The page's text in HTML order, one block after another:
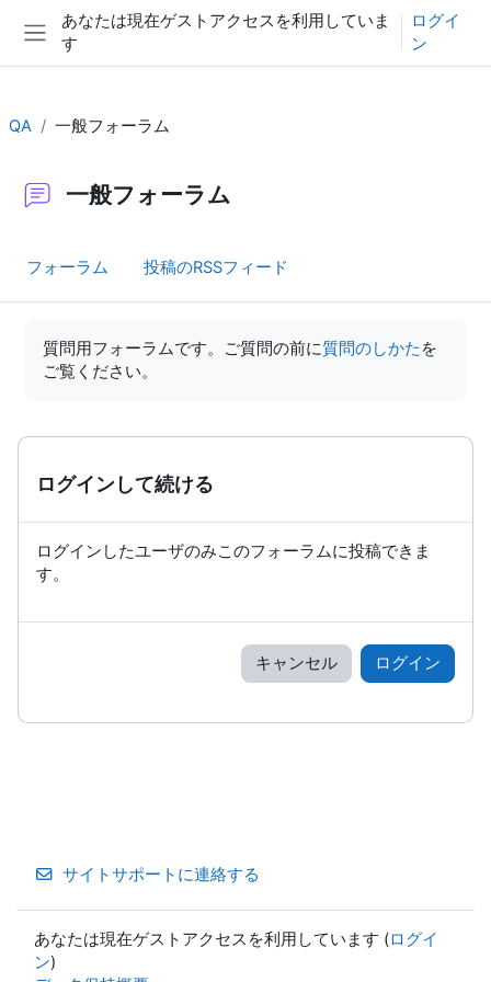
メインコンテンツへスキップする
サイドパネル
あなたは現在ゲストアクセスを利用していま
す
ログイ
ン
QA 一般フォーラム
一般フォーラム
フォーラム 投稿のRSSフィード
質問用フォーラムです。ご質問の前に質問のしかた を
ご覧ください。
ログインして続ける
ログインしたユーザのみこのフォーラムに投稿できま
す。
キャンセル ログイン
サイトサポートに連絡する
あなたは現在ゲストアクセスを利用しています (ログイ
ン)